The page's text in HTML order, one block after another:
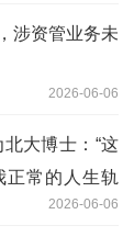
涉资管业务未
2026-06-06
大博士：“这
正常的人生轨
2026-06-06